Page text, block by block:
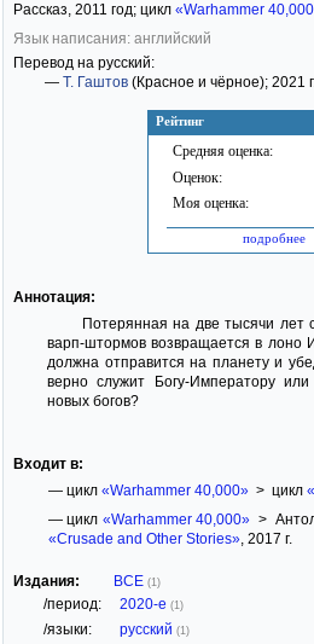
Рейтинг
Средняя оценка:
Оценок:
Моя оценка:
подробнее
Рассказ, 2011 год; цикл «Warhammer
Язык написания: английский
Перевод на русский:
— Т. Гаштов (Красное и чёрное); 2021
Аннотация:
Потерянная на две тысячи лет
варп-штормов возвращается в лоно
должна отправится на планету и
верно служит Богу-Императору
новых богов?
Входит в:
— цикл «Warhammer 40,000»> цикл
— цикл «Warhammer 40,000» >
«Crusade and Other Stories», 2017 г.
Издания: ВСЕ (1)
/период: 2020-е (1)
/языки: русский (1)